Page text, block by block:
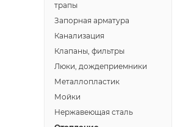
трапы
Запорная арматура
Канализация
Клапаны, фильтры
Люки, дождеприемники
Металлопластик
Мойки
Нержавеющая сталь